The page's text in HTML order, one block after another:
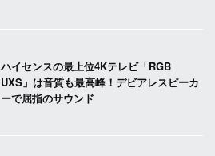
ハイセンスの最上位4Kテレビ「RGB
UXS」は音質も最高峰！デビアレスピーカ
ーで屈指のサウンド